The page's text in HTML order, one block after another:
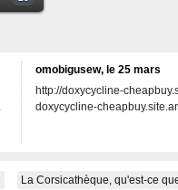
omobigusew, le 25 mars
http://doxycycline-
doxycycline-
La Corsicathèque, qu'est-ce